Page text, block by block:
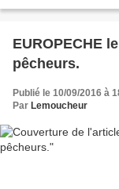
EUROPECHE
pêcheurs.
Publié le 10/09/2016 à
Par Lemoucheur